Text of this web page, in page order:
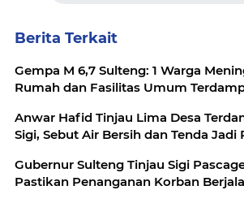
Berita Terkait
Gempa M 6,7 Sulteng: 1 Warga
Rumah dan Fasilitas Umum
Anwar Hafid Tinjau Lima Desa
Sigi, Sebut Air Bersih dan Tenda Jadi
Gubernur Sulteng Tinjau Sigi
Pastikan Penanganan Korban